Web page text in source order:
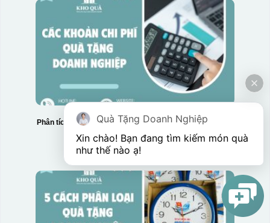
Phân tích chi tiết các khoản chi phí quà tặng doanh nghiệp
Quà Tặng Doanh Nghiệp
Xin chào! Bạn đang tìm kiếm món quà
như thế nào ạ!